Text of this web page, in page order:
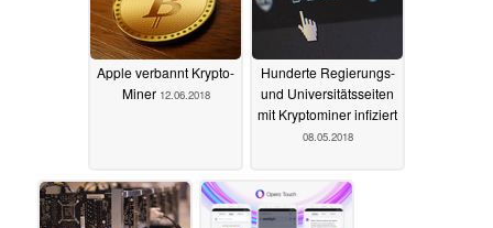
Apple verbannt Krypto-
Miner 12.06.2018
Hunderte Regierungs-
und Universitätsseiten
mit Kryptominer infiziert
08.05.2018